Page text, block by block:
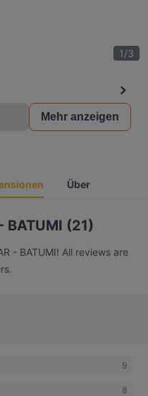
1/3
Mehr anzeigen
Über
BATUMI (21)
- BATUMI! All reviews are
9
8